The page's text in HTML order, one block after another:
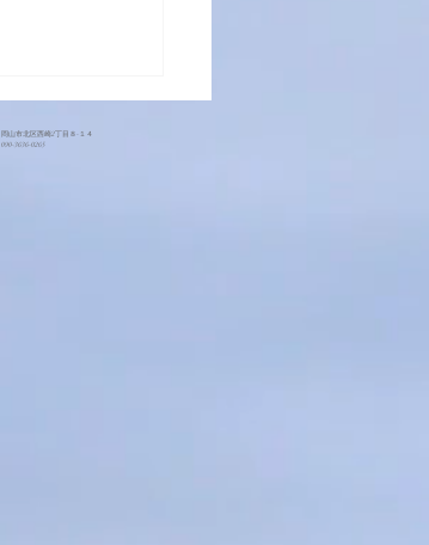
岡山市北区西崎2丁目８-１４
​090-3636-0265